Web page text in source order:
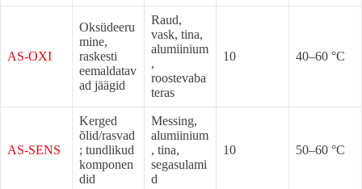
AS-OXI
Oksüdeeru
mine,
raskesti
eemaldatav
ad jäägid
Raud,
vask, tina,
alumiinium
,
roostevaba
teras
10 40–60 °C
AS-SENS
Kerged
õlid/rasvad
; tundlikud
komponen
did
Messing,
alumiinium
, tina,
segasulami
d
10 50–60 °C